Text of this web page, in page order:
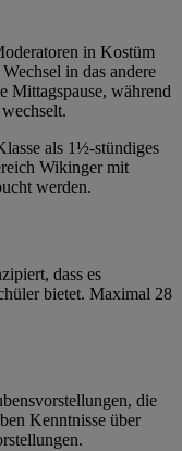
in Kostüm
in das andere
Mittagspause, während
als 1½-stündiges
Wikinger mit
werden.
dass es
bietet. Maximal 28
die
Kenntnisse über